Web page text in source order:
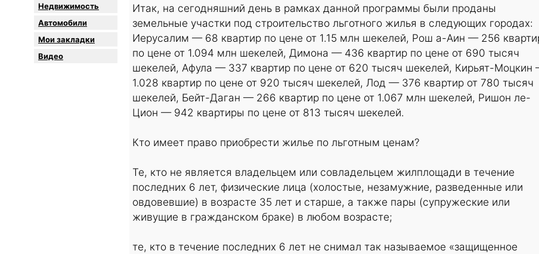
Недвижимость
Автомобили
Мои закладки
Видео
Итак, на сегодняшний день в рамках данной программы были проданы
земельные участки под строительство льготного жилья в следующих городах:
Иерусалим — 68 квартир по цене от 1.15 млн шекелей, Рош а-Аин — 256
по цене от 1.094 млн шекелей, Димона — 436 квартир по цене от 690 тысяч
шекелей, Афула — 337 квартир по цене от 620 тысяч шекелей, Кирьят-Моцкин
1.028 квартир по цене от 920 тысяч шекелей, Лод — 376 квартир от 780 тысяч
шекелей, Бейт-Даган — 266 квартир по цене от 1.067 млн шекелей, Ришон ле-
Цион — 942 квартиры по цене от 813 тысяч шекелей.
Кто имеет право приобрести жилье по льготным ценам?
Те, кто не является владельцем или совладельцем жилплощади в течение
последних 6 лет, физические лица (холостые, незамужние, разведенные или
овдовевшие) в возрасте 35 лет и старше, а также пары (супружеские или
живущие в гражданском браке) в любом возрасте;
те, кто в течение последних 6 лет не снимал так называемое «защищенное